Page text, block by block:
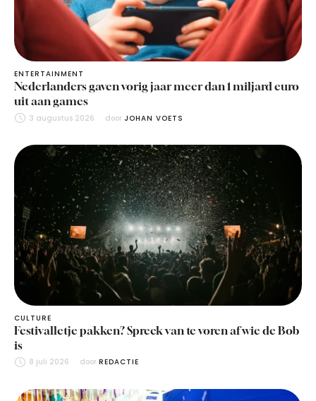
ENTERTAINMENT
Nederlanders gaven vorig jaar meer dan 1 miljard euro
uit aan games
3 augustus 2026 door JOHAN VOETS
CULTURE
Festivalletje pakken? Spreek van te voren af wie de Bob
is
8 juli 2026 door REDACTIE